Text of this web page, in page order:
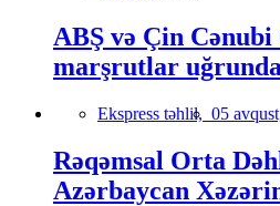
ABŞ və Çin Cənubi
marşrutlar
Ekspress təhlil, 05
Rəqəmsal Orta
Azərbaycan